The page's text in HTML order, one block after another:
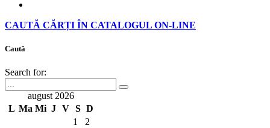
CAUTĂ CĂRȚI ÎN CATALOGUL ON-LINE
Caută
Search for:
august 2026
L Ma Mi J V S D
1
2